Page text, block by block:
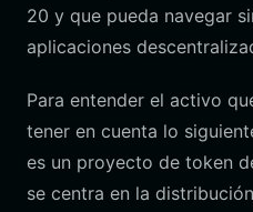
20 y que pueda navegar
aplicaciones
Para entender el activo
tener en cuenta lo
es un proyecto de token
se centra en la